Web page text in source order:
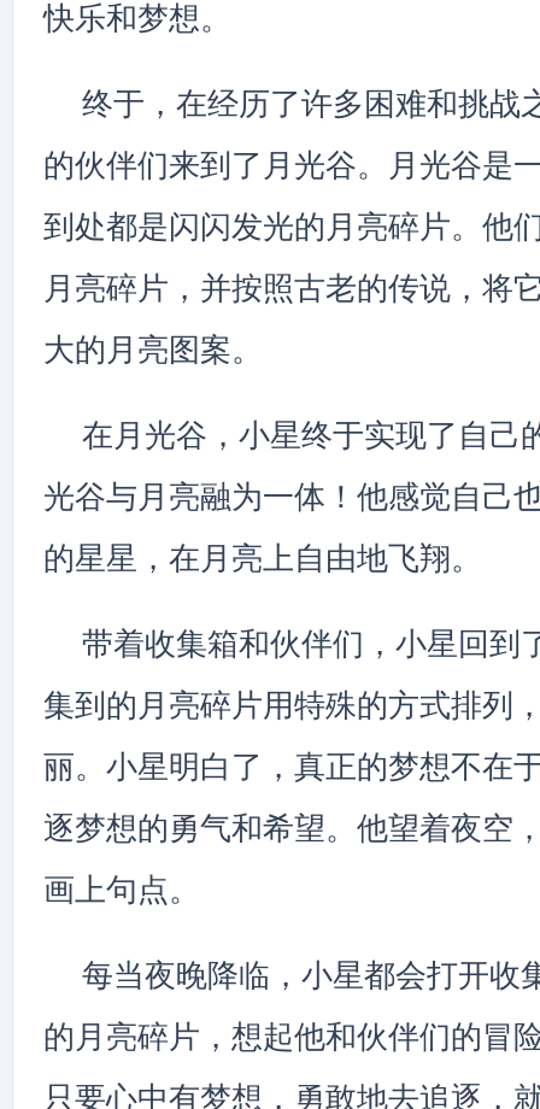
快乐和梦想。
终于，在经历了许多困难和挑战
的伙伴们来到了月光谷。月光谷是
到处都是闪闪发光的月亮碎片。他
月亮碎片，并按照古老的传说，将
大的月亮图案。
在月光谷，小星终于实现了自
光谷与月亮融为一体！他感觉自己
的星星，在月亮上自由地飞翔。
带着收集箱和伙伴们，小星回到
集到的月亮碎片用特殊的方式排列
丽。小星明白了，真正的梦想不在
逐梦想的勇气和希望。他望着夜空
画上句点。
每当夜晚降临，小星都会打开收
的月亮碎片，想起他和伙伴们的冒
只要心中有梦想，勇敢地去追逐，